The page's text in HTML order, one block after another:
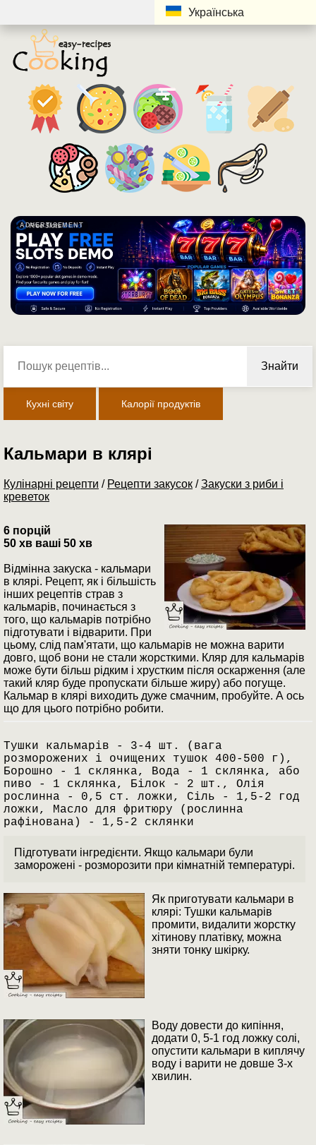
Українська
ADVERTISEMENT
Знайти
Кухні світу Калорії продуктів
Кальмари в клярі
Кулінарні рецепти / Рецепти закусок /Закуски з риби і
креветок
6 порцій
50 хв ваші 50 хв
Відмінна закуска - кальмари
в клярі. Рецепт, як і більшість
інших рецептів страв з
кальмарів, починається з
того, що кальмарів потрібно
підготувати і відварити. При
цьому, слід пам'ятати, що кальмарів не можна варити
довго, щоб вони не стали жорсткими. Кляр для кальмарів
може бути більш рідким і хрустким після оскарження (але
такий кляр буде пропускати більше жиру) або погуще.
Кальмар в клярі виходить дуже смачним, пробуйте. А ось
що для цього потрібно робити.
Тушки кальмарів - 3-4 шт. (вага
розморожених і очищених тушок 400-500 г),
Борошно - 1 склянка, Вода - 1 склянка, або
пиво - 1 склянка, Білок - 2 шт., Олія
рослинна - 0,5 ст. ложки, Сіль - 1,5-2 год
ложки, Масло для фритюру (рослинна
рафінована) - 1,5-2 склянки
Підготувати інгредієнти. Якщо кальмари були
заморожені - розморозити при кімнатній температурі.
Як приготувати кальмари в
клярі: Тушки кальмарів
промити, видалити жорстку
хітинову платівку, можна
зняти тонку шкірку.
Воду довести до кипіння,
додати 0, 5-1 год ложку солі,
опустити кальмари в киплячу
воду і варити не довше 3-х
хвилин.